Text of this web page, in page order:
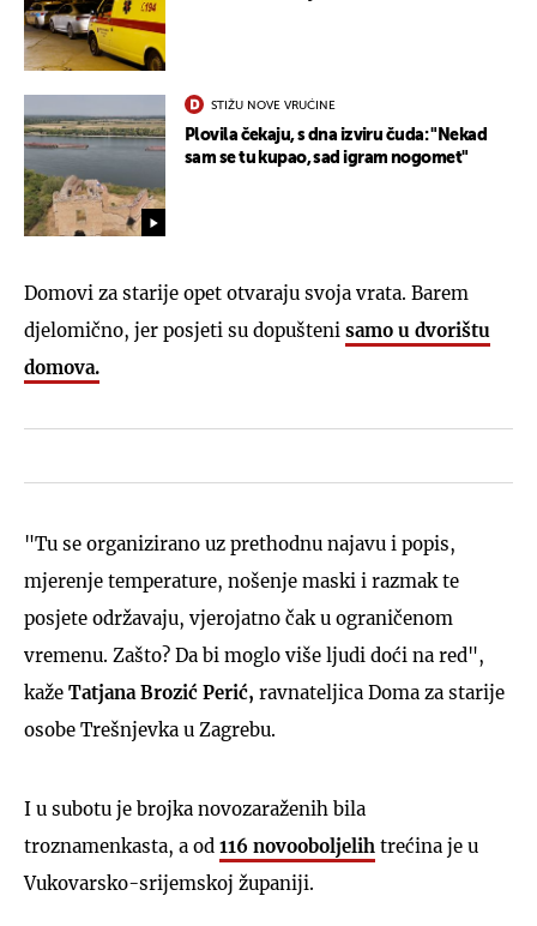
STIŽU NOVE VRUĆINE
Plovila čekaju, s dna izviru čuda: "Nekad
sam se tu kupao, sad igram nogomet"
Domovi za starije opet otvaraju svoja vrata. Barem
djelomično, jer posjeti su dopušteni samo u dvorištu
domova.
"Tu se organizirano uz prethodnu najavu i popis,
mjerenje temperature, nošenje maski i razmak te
posjete održavaju, vjerojatno čak u ograničenom
vremenu. Zašto? Da bi moglo više ljudi doći na red",
kaže Tatjana Brozić Perić, ravnateljica Doma za starije
osobe Trešnjevka u Zagrebu.
I u subotu je brojka novozaraženih bila
troznamenkasta, a od 116 novooboljelih trećina je u
Vukovarsko-srijemskoj županiji.